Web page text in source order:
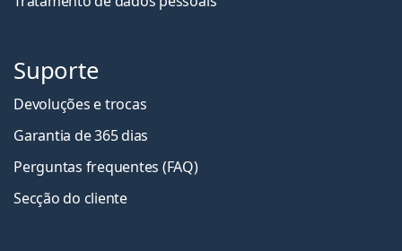
Suporte
Devoluções e trocas
Garantia de 365 dias
Perguntas frequentes (FAQ)
Secção do cliente